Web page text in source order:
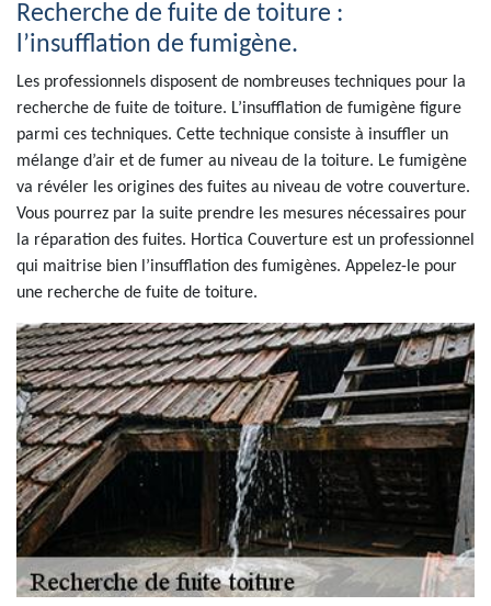
Recherche de fuite de toiture :
l’insufflation de fumigène.
Les professionnels disposent de nombreuses techniques pour la
recherche de fuite de toiture. L’insufflation de fumigène figure
parmi ces techniques. Cette technique consiste à insuffler un
mélange d’air et de fumer au niveau de la toiture. Le fumigène
va révéler les origines des fuites au niveau de votre couverture.
Vous pourrez par la suite prendre les mesures nécessaires pour
la réparation des fuites. Hortica Couverture est un professionnel
qui maitrise bien l’insufflation des fumigènes. Appelez-le pour
une recherche de fuite de toiture.